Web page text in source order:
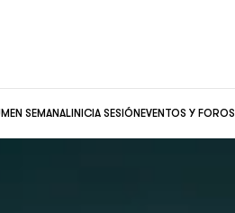
SEMANALINICIA SESIÓNEVENTOS Y FOROS